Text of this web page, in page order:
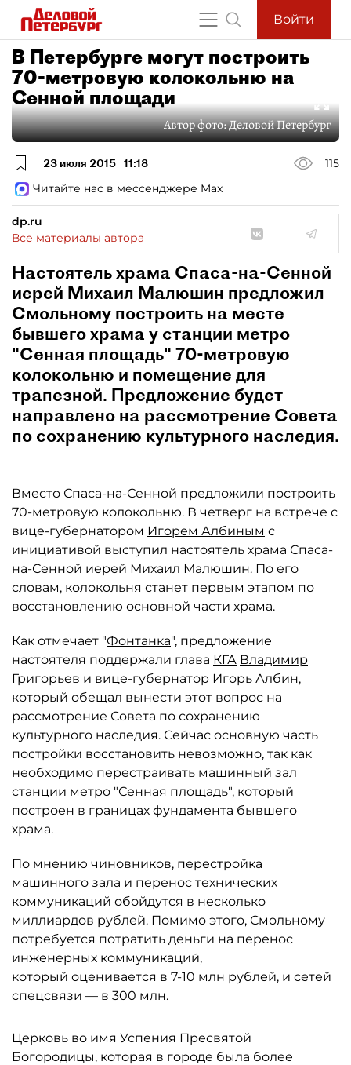
Войти
В Петербурге могут построить
70-метровую колокольню на
Сенной площади
Автор фото:Деловой Петербург
23 июля 2015 11:18
115
Читайте нас в мессенджере Max
dp.ru
Все материалы автора
Настоятель храма Спаса-на-Сенной
иерей Михаил Малюшин предложил
Смольному построить на месте
бывшего храма у станции метро
"Сенная площадь" 70-метровую
колокольню и помещение для
трапезной. Предложение будет
направлено на рассмотрение Совета
по сохранению культурного наследия.
Вместо Спаса-на-Сенной предложили построить
70-метровую колокольню. В четверг на встрече с
вице-губернатором Игорем Албиным с
инициативой выступил настоятель храма Спаса-
на-Сенной иерей Михаил Малюшин. По его
словам, колокольня станет первым этапом по
восстановлению основной части храма.
Как отмечает "Фонтанка", предложение
настоятеля поддержали глава КГА Владимир
Григорьев и вице-губернатор Игорь Албин,
который обещал вынести этот вопрос на
рассмотрение Совета по сохранению
культурного наследия. Сейчас основную часть
постройки восстановить невозможно, так как
необходимо перестраивать машинный зал
станции метро "Сенная площадь", который
построен в границах фундамента бывшего
храма.
По мнению чиновников, перестройка
машинного зала и перенос технических
коммуникаций обойдутся в несколько
миллиардов рублей. Помимо этого, Смольному
потребуется потратить деньги на перенос
инженерных коммуникаций,
который оценивается в 7-10 млн рублей, и сетей
спецсвязи — в 300 млн.
Церковь во имя Успения Пресвятой
Богородицы, которая в городе была более